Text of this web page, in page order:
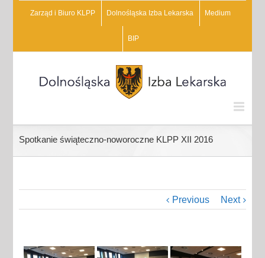
Zarząd i Biuro KLPP Dolnośląska Izba Lekarska Medium
BIP
Spotkanie świąteczno-noworoczne KLPP XII 2016
Previous Next